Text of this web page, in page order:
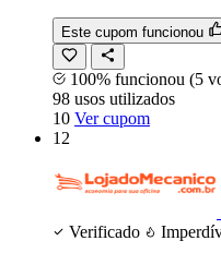
Este cupom funcionou
100% funcionou (5
98 usos utilizados
10 Ver cupom
12
Verificado